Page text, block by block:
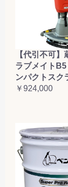
【代引不可
ラブメイト
ンパクトスク
￥924,000